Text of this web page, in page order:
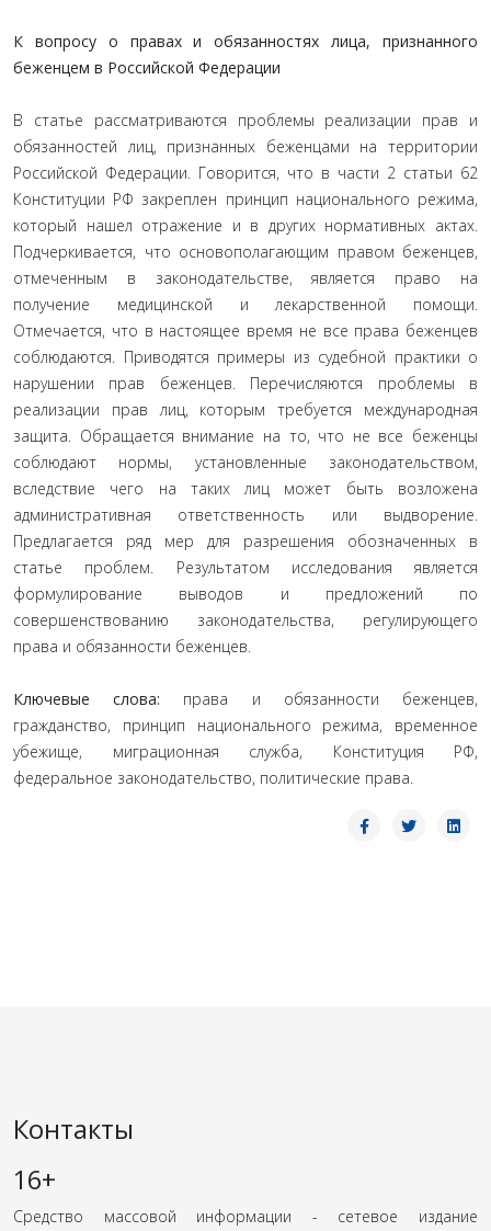
К вопросу о правах и обязанностях лица, признанного
беженцем в Российской Федерации
В статье рассматриваются проблемы реализации прав и
обязанностей лиц, признанных беженцами на территории
Российской Федерации. Говорится, что в части 2 статьи 62
Конституции РФ закреплен принцип национального режима,
который нашел отражение и в других нормативных актах.
Подчеркивается, что основополагающим правом беженцев,
отмеченным в законодательстве, является право на
получение медицинской и лекарственной помощи.
Отмечается, что в настоящее время не все права беженцев
соблюдаются. Приводятся примеры из судебной практики о
нарушении прав беженцев. Перечисляются проблемы в
реализации прав лиц, которым требуется международная
защита. Обращается внимание на то, что не все беженцы
соблюдают нормы, установленные законодательством,
вследствие чего на таких лиц может быть возложена
административная ответственность или выдворение.
Предлагается ряд мер для разрешения обозначенных в
статье проблем. Результатом исследования является
формулирование выводов и предложений по
совершенствованию законодательства, регулирующего
права и обязанности беженцев.
Ключевые слова: права и обязанности беженцев,
гражданство, принцип национального режима, временное
убежище, миграционная служба, Конституция РФ,
федеральное законодательство, политические права.
Контакты
16+
Средство массовой информации - сетевое издание